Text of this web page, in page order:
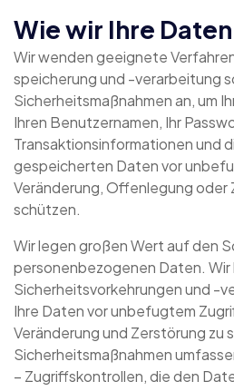
Wie wir Ihre
Wir wenden geeignete
speicherung und -verarbeitung
Sicherheitsmaßnahmen an, um
Ihren Benutzernamen, Ihr
Transaktionsinformationen und
gespeicherten Daten vor
Veränderung, Offenlegung oder
schützen.
Wir legen großen Wert auf den
personenbezogenen Daten.
Sicherheitsvorkehrungen und -
Ihre Daten vor unbefugtem
Veränderung und Zerstörung zu
Sicherheitsmaßnahmen
– Zugriffskontrollen, die den